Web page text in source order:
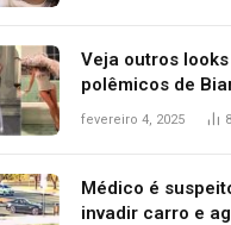
Gil
Veja outros looks
polêmicos de
Censori, esposa
Grammy 2025
fevereiro 4, 2025
Médico é
invadir carro e